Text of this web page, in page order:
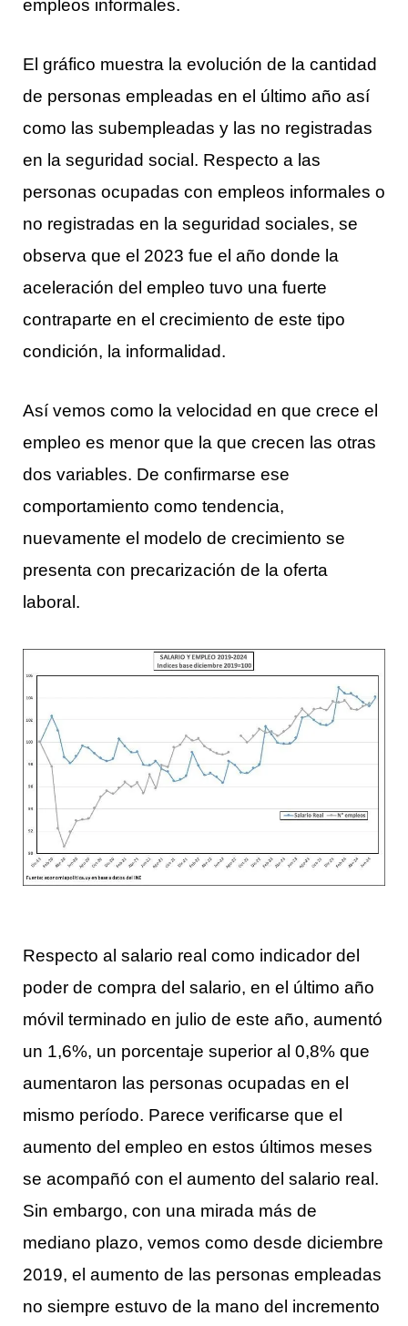
empleos informales.
El gráfico muestra la evolución de la cantidad
de personas empleadas en el último año así
como las subempleadas y las no registradas
en la seguridad social. Respecto a las
personas ocupadas con empleos informales o
no registradas en la seguridad sociales, se
observa que el 2023 fue el año donde la
aceleración del empleo tuvo una fuerte
contraparte en el crecimiento de este tipo
condición, la informalidad.
Así vemos como la velocidad en que crece el
empleo es menor que la que crecen las otras
dos variables. De confirmarse ese
comportamiento como tendencia,
nuevamente el modelo de crecimiento se
presenta con precarización de la oferta
laboral.
Respecto al salario real como indicador del
poder de compra del salario, en el último año
móvil terminado en julio de este año, aumentó
un 1,6%, un porcentaje superior al 0,8% que
aumentaron las personas ocupadas en el
mismo período. Parece verificarse que el
aumento del empleo en estos últimos meses
se acompañó con el aumento del salario real.
Sin embargo, con una mirada más de
mediano plazo, vemos como desde diciembre
2019, el aumento de las personas empleadas
no siempre estuvo de la mano del incremento